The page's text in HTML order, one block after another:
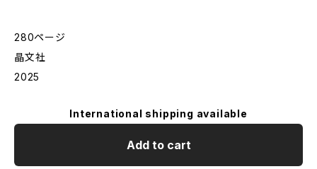
280ページ
晶文社
2025
International shipping available
Add to cart